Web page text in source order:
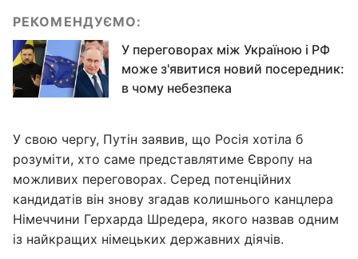
РЕКОМЕНДУЄМО:
У переговорах між Україною і РФ
може з'явитися новий посередник:
в чому небезпека
У свою чергу, Путін заявив, що Росія хотіла б
розуміти, хто саме представлятиме Європу на
можливих переговорах. Серед потенційних
кандидатів він знову згадав колишнього канцлера
Німеччини Герхарда Шредера, якого назвав одним
із найкращих німецьких державних діячів.